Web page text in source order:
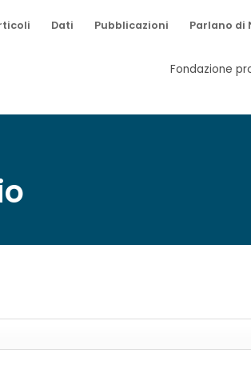
Dati Pubblicazioni Parlano di
Fondazione